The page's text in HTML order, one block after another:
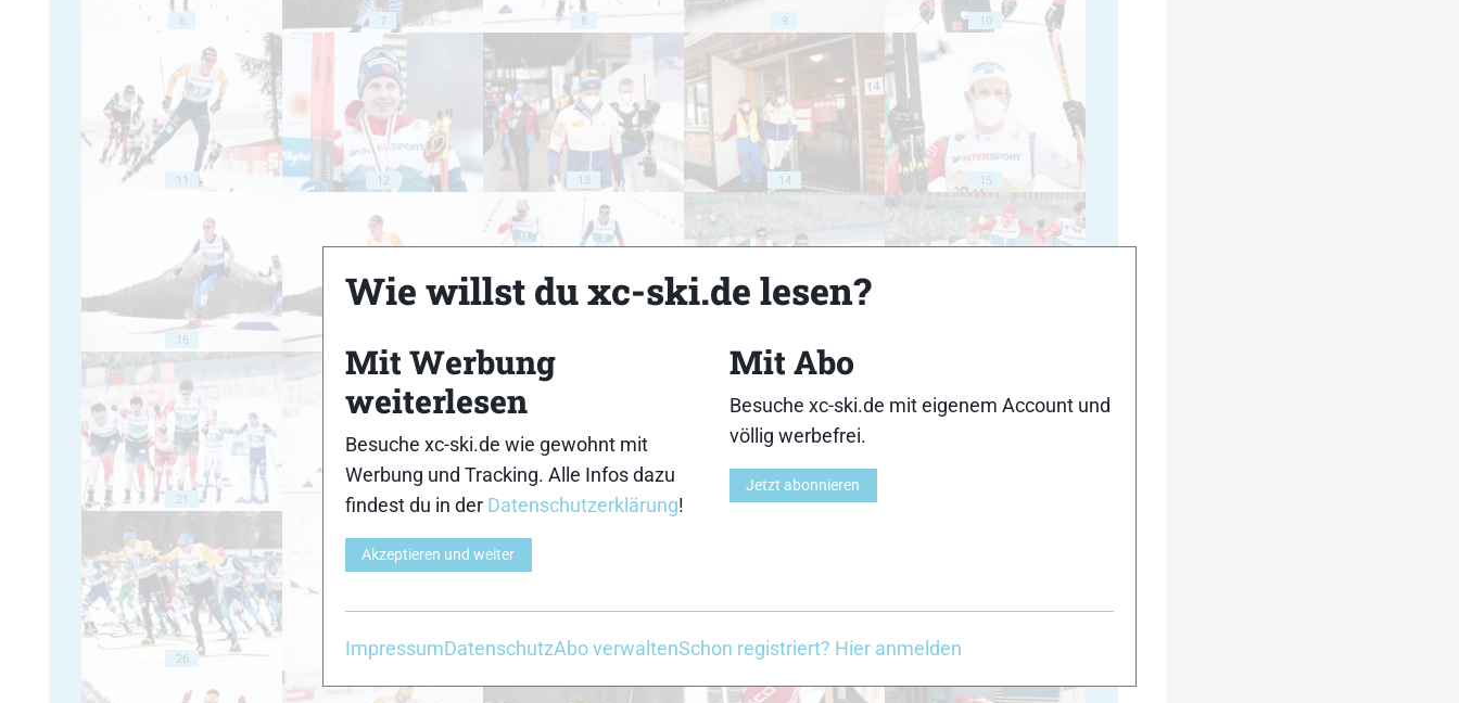
6 7 8 9 10
11 12 13 14 15
16
21 22 23 24
26 27 28 29
Wie willst du xc-ski.de lesen?
Mit Werbung
weiterlesen
Besuche xc-ski.de wie gewohnt mit
Werbung und Tracking. Alle Infos dazu
findest du in der Datenschutzerklärung!
Akzeptieren und weiter
Mit Abo
Besuche xc-ski.de mit eigenem Account und
völlig werbefrei.
Jetzt abonnieren
ImpressumDatenschutzAbo verwaltenSchon registriert? Hier anmelden